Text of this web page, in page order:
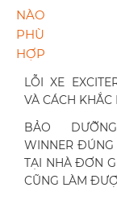
LỖI XE
VÀ CÁCH KHẮC
BẢO
WINNER ĐÚNG
TẠI NHÀ ĐƠN
CŨNG LÀM